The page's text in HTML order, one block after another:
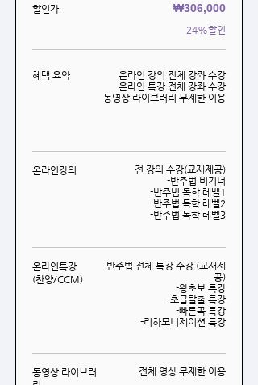
할인가 ₩306,000
24%할인
혜택 요약
온라인 강의 전체 강좌 수강
온라인 특강 전체 강좌 수강
동영상 라이브러리 무제한 이용
온라인강의
전 강의 수강(교재제공)
-반주법 비기너
-반주법 독학 레벨1
-반주법 독학 레벨2
-반주법 독학 레벨3
온라인특강
(찬양/CCM)
반주법 전체 특강 수강 (교재제
공)
-왕초보 특강
-초급탈출 특강
-빠른곡 특강
-리하모니제이션 특강
동영상 라이브러
전체 영상 무제한 이용